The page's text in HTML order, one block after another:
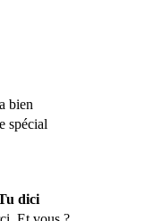
bien
spécial
dici